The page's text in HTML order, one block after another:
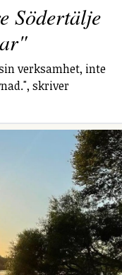
Södertälje
verksamhet, inte
skriver